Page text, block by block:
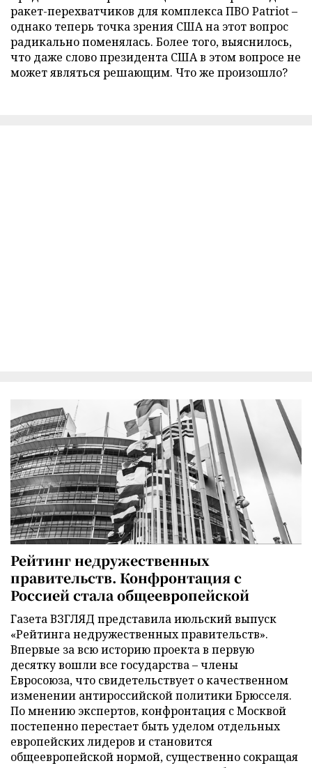
ракет-перехватчиков для комплекса ПВО Patriot –
однако теперь точка зрения США на этот вопрос
радикально поменялась. Более того, выяснилось,
что даже слово президента США в этом вопросе не
может являться решающим. Что же произошло?
Рейтинг недружественных
правительств. Конфронтация с
Россией стала общеевропейской
Газета ВЗГЛЯД представила июльский выпуск
«Рейтинга недружественных правительств».
Впервые за всю историю проекта в первую
десятку вошли все государства – члены
Евросоюза, что свидетельствует о качественном
изменении антироссийской политики Брюсселя.
По мнению экспертов, конфронтация с Москвой
постепенно перестает быть уделом отдельных
европейских лидеров и становится
общеевропейской нормой, существенно сокращая